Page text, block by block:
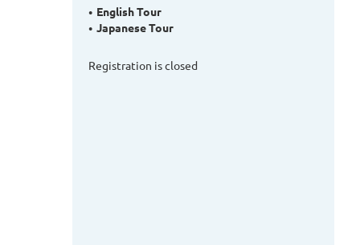
English Tour
Japanese Tour
Registration is closed